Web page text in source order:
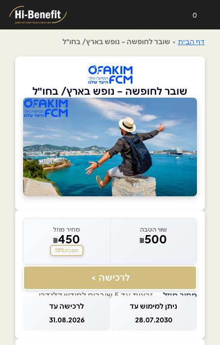
0
דף הבית > שובר לחופשה – נופש בארץ/ בחו"ל
שובר לחופשה – נופש בארץ/ בחו"ל
שווי הטבה
₪500
מחיר מוזל
₪450
חסכת10%
לרכישה >
מחיר מוזל — זכאות עד 5 שוברים לחודש קלנדרי
ניתן למימוש עד
28.07.2030
לרכישה עד
31.08.2026